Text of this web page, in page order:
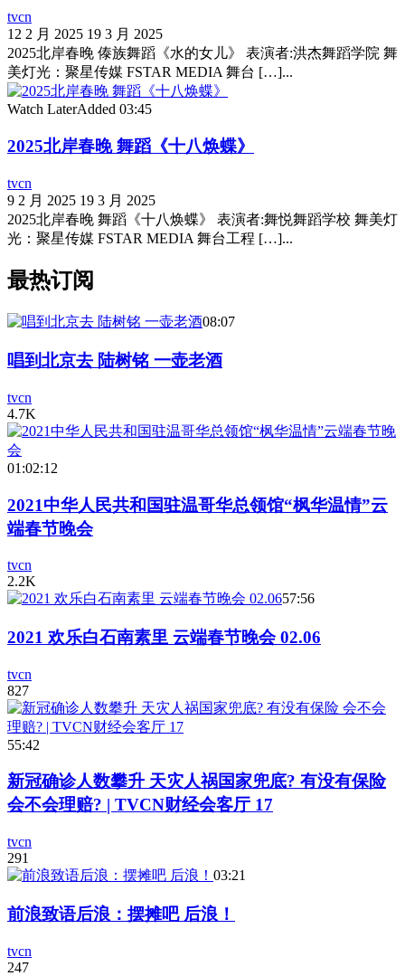
tvcn
12 2 月 2025 19 3 月 2025
2025北岸春晚 傣族舞蹈《水的女儿》 表演者:洪杰舞蹈学院 舞
美灯光：聚星传媒 FSTAR MEDIA 舞台 […]...
Watch LaterAdded 03:45
2025北岸春晚 舞蹈《十八焕蝶》
tvcn
9 2 月 2025 19 3 月 2025
2025北岸春晚 舞蹈《十八焕蝶》 表演者:舞悦舞蹈学校 舞美灯
光：聚星传媒 FSTAR MEDIA 舞台工程 […]...
最热订阅
08:07
唱到北京去 陆树铭 一壶老酒
tvcn
4.7K
01:02:12
2021中华人民共和国驻温哥华总领馆“枫华温情”云
端春节晚会
tvcn
2.2K
57:56
2021 欢乐白石南素里 云端春节晚会 02.06
tvcn
827
55:42
新冠确诊人数攀升 天灾人祸国家兜底? 有没有保险
会不会理赔? | TVCN财经会客厅 17
tvcn
291
03:21
前浪致语后浪：摆摊吧 后浪！
tvcn
247